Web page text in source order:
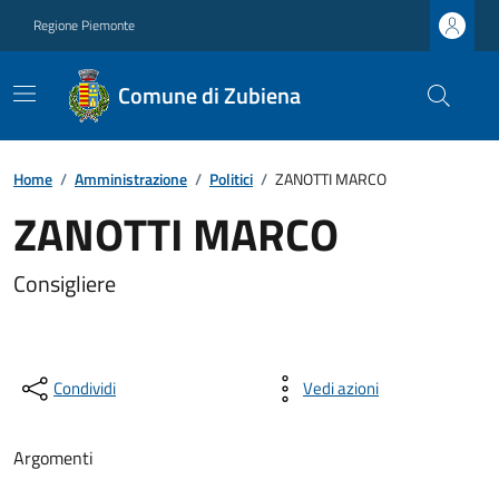
Regione Piemonte
Comune di Zubiena
Home / Amministrazione / Politici / ZANOTTI MARCO
ZANOTTI MARCO
Consigliere
Condividi Vedi azioni
Argomenti